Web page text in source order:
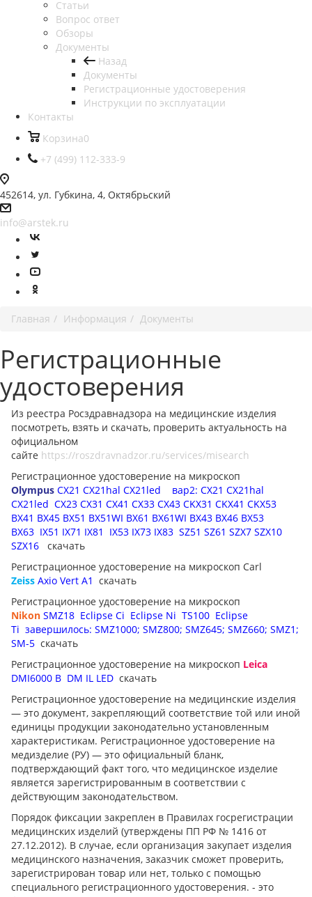
Статьи
Вопрос ответ
Обзоры
Документы
Назад
Документы
Регистрационные удостоверения
Инструкции по эксплуатации
Контакты
Корзина0
+7 (499) 112-333-9
452614, ул. Губкина, 4, Октябрьский
info@arstek.ru
Главная Информация Документы
Регистрационные
удостоверения
Из реестра Росздравнадзора на медицинские изделия
посмотреть, взять и скачать, проверить актуальность на
официальном
сайте https://roszdravnadzor.ru/services/misearch
Регистрационное удостоверение на микроскоп
Olympus CX21 CX21hal CX21led
вар2: CX21 CX21hal
CX21led CX23 CX31 CX41 CX33 CX43 CKX31 CKX41 CKX53
BX41 BX45 BX51 BX51WI BX61 BX61WI BX43 BX46 BX53
BX63 IX51 IX71 IX81 IX53 IX73 IX83 SZ51 SZ61 SZX7 SZX10
SZX16 скачать
Регистрационное удостоверение на микроскоп Carl
Zeiss Axio Vert A1 скачать
Регистрационное удостоверение на микроскоп
Nikon SMZ18 Eclipse Ci Eclipse Ni TS100 Eclipse
Ti завершилось: SMZ1000; SMZ800; SMZ645; SMZ660; SMZ1;
SM-5 скачать
Регистрационное удостоверение на микроскоп Leica
DMI6000 B DM IL LED скачать
Регистрационное удостоверение на медицинские изделия
— это документ, закрепляющий соответствие той или иной
единицы продукции законодательно установленным
характеристикам. Регистрационное удостоверение на
медизделие (РУ) — это официальный бланк,
подтверждающий факт того, что медицинское изделие
является зарегистрированным в соответствии с
действующим законодательством.
Порядок фиксации закреплен в Правилах госрегистрации
медицинских изделий (утверждены ПП РФ № 1416 от
27.12.2012). В случае, если организация закупает изделия
медицинского назначения, заказчик сможет проверить,
зарегистрирован товар или нет, только с помощью
специального регистрационного удостоверения. - это